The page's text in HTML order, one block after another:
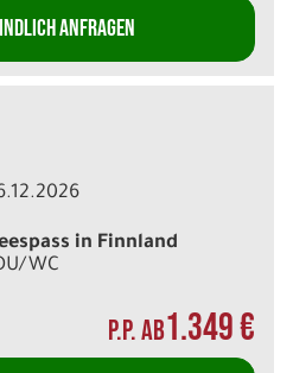
ANFRAGEN
in Finnland
WC
P.P. AB1.349 €